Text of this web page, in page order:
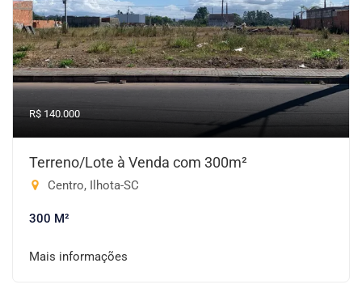
R$ 140.000
Terreno/Lote à Venda com 300m²
Centro, Ilhota-SC
300 M²
Mais informações